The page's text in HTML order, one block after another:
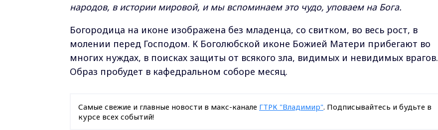
народов, в истории мировой, и мы вспоминаем это чудо, уповаем на Бога.
Богородица на иконе изображена без младенца, со свитком, во весь рост, в
молении перед Господом. К Боголюбской иконе Божией Матери прибегают во
многих нуждах, в поисках защиты от всякого зла, видимых и невидимых врагов.
Образ пробудет в кафедральном соборе месяц.
Самые свежие и главные новости в макс-канале ГТРК "Владимир". Подписывайтесь и будьте в
курсе всех событий!